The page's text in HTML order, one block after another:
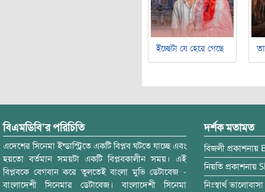
ইচ্ছেটা যে হেরে গেছে
বিএমডিবি’র পরিচিতি
এদেশের সিনেমা ইন্ডাস্ট্রিতে একটি বিপ্লব ঘটতে যাচ্ছে এবং
হয়তো বর্তমান সময়টা একটি বিপ্লবকালীন সময়। এই
বিপ্লবকে বেগবান করে তুলতেই বাংলা মুভি ডেটাবেজ -
বাংলাদেশী সিনেমার ডেটাবেজ। বাংলাদেশী সিনেমা
দর্শক মতামত
বিজলী প্রকাশনায়
নিয়তি প্রকাশনায়
নিঃস্বার্থ ভালোবাসা